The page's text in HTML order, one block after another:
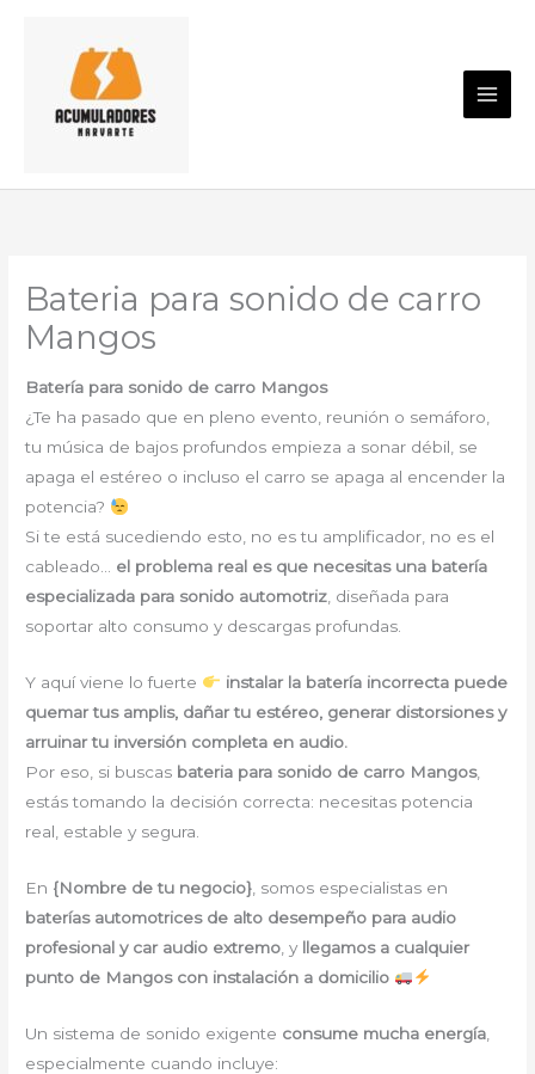
contenido
Bateria para sonido de carro
Mangos
Batería para sonido de carro Mangos
¿Te ha pasado que en pleno evento, reunión o semáforo,
tu música de bajos profundos empieza a sonar débil, se
apaga el estéreo o incluso el carro se apaga al encender la
potencia?
Si te está sucediendo esto, no es tu amplificador, no es el
cableado… el problema real es que necesitas una batería
especializada para sonido automotriz, diseñada para
soportar alto consumo y descargas profundas.
Y aquí viene lo fuerte
instalar la batería incorrecta puede
quemar tus amplis, dañar tu estéreo, generar distorsiones y
arruinar tu inversión completa en audio.
Por eso, si buscas bateria para sonido de carro Mangos,
estás tomando la decisión correcta: necesitas potencia
real, estable y segura.
En {Nombre de tu negocio} , somos especialistas en
baterías automotrices de alto desempeño para audio
profesional y car audio extremo , y llegamos a cualquier
punto de Mangos con instalación a domicilio
Un sistema de sonido exigente consume mucha energía
especialmente cuando incluye: